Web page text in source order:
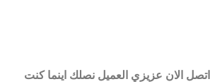
اتصل الان عزيزي العميل نصلك اينما كنت